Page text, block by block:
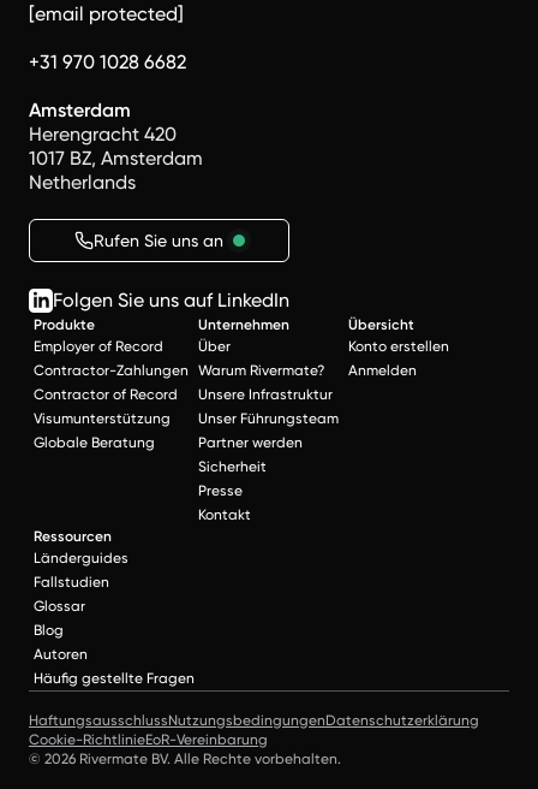
[email protected]
+31 970 1028 6682
Amsterdam
Herengracht 420
1017 BZ, Amsterdam
Netherlands
Rufen Sie uns an
Folgen Sie uns auf LinkedIn
Produkte
Employer of Record
Contractor-Zahlungen
Contractor of Record
Visumunterstützung
Globale Beratung
Unternehmen
Über
Warum Rivermate?
Unsere Infrastruktur
Unser Führungsteam
Partner werden
Sicherheit
Presse
Kontakt
Übersicht
Konto erstellen
Anmelden
Ressourcen
Länderguides
Fallstudien
Glossar
Blog
Autoren
Häufig gestellte Fragen
HaftungsausschlussNutzungsbedingungenDatenschutzerklärung
Cookie-RichtlinieEoR-Vereinbarung
© 2026 Rivermate BV. Alle Rechte vorbehalten.